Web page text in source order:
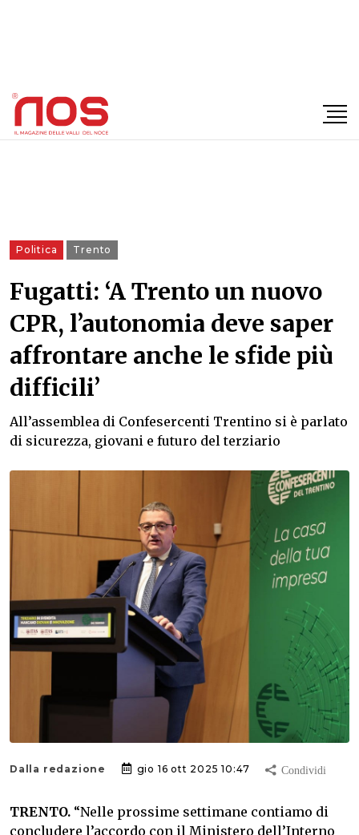
Politica Trento
Fugatti: ‘A Trento un nuovo
CPR, l’autonomia deve saper
affrontare anche le sfide più
difficili’
All’assemblea di Confesercenti Trentino si è parlato
di sicurezza, giovani e futuro del terziario
Dalla redazione gio 16 ott 2025 10:47
TRENTO. “Nelle prossime settimane contiamo di
concludere l’accordo con il Ministero dell’Interno